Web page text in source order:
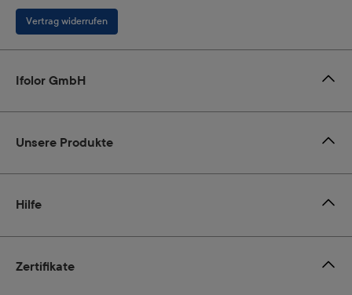
Zertifikate
Vertrag widerrufen
Ifolor GmbH
Unsere Produkte
Hilfe